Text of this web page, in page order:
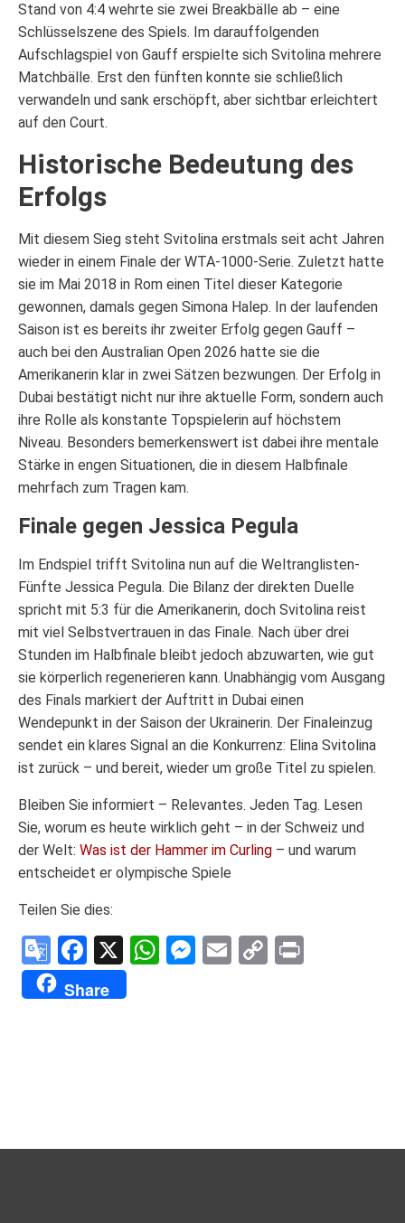
Stand von 4:4 wehrte sie zwei Breakbälle ab – eine
Schlüsselszene des Spiels. Im darauffolgenden
Aufschlagspiel von Gauff erspielte sich Svitolina mehrere
Matchbälle. Erst den fünften konnte sie schließlich
verwandeln und sank erschöpft, aber sichtbar erleichtert
auf den Court.
Historische Bedeutung des
Erfolgs
Mit diesem Sieg steht Svitolina erstmals seit acht Jahren
wieder in einem Finale der WTA-1000-Serie. Zuletzt hatte
sie im Mai 2018 in Rom einen Titel dieser Kategorie
gewonnen, damals gegen Simona Halep. In der laufenden
Saison ist es bereits ihr zweiter Erfolg gegen Gauff –
auch bei den Australian Open 2026 hatte sie die
Amerikanerin klar in zwei Sätzen bezwungen. Der Erfolg in
Dubai bestätigt nicht nur ihre aktuelle Form, sondern auch
ihre Rolle als konstante Topspielerin auf höchstem
Niveau. Besonders bemerkenswert ist dabei ihre mentale
Stärke in engen Situationen, die in diesem Halbfinale
mehrfach zum Tragen kam.
Finale gegen Jessica Pegula
Im Endspiel trifft Svitolina nun auf die Weltranglisten-
Fünfte Jessica Pegula. Die Bilanz der direkten Duelle
spricht mit 5:3 für die Amerikanerin, doch Svitolina reist
mit viel Selbstvertrauen in das Finale. Nach über drei
Stunden im Halbfinale bleibt jedoch abzuwarten, wie gut
sie körperlich regenerieren kann. Unabhängig vom Ausgang
des Finals markiert der Auftritt in Dubai einen
Wendepunkt in der Saison der Ukrainerin. Der Finaleinzug
sendet ein klares Signal an die Konkurrenz: Elina Svitolina
ist zurück – und bereit, wieder um große Titel zu spielen.
Bleiben Sie informiert – Relevantes. Jeden Tag. Lesen
Sie, worum es heute wirklich geht – in der Schweiz und
der Welt: Was ist der Hammer im Curling – und warum
entscheidet er olympische Spiele
Teilen Sie dies:
Google
Translate
Facebook
X WhatsApp
Messenger
Email
Copy
Share